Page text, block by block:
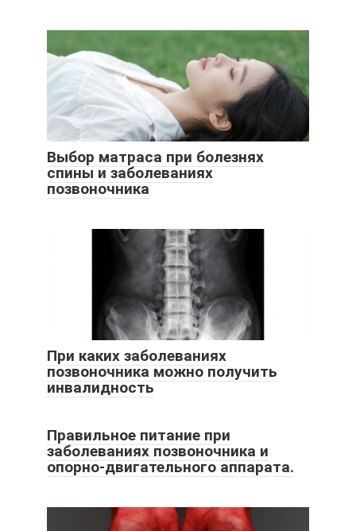
Выбор матраса при болезнях
спины и заболеваниях
позвоночника
При каких заболеваниях
позвоночника можно получить
инвалидность
Правильное питание при
заболеваниях позвоночника и
опорно-двигательного аппарата.